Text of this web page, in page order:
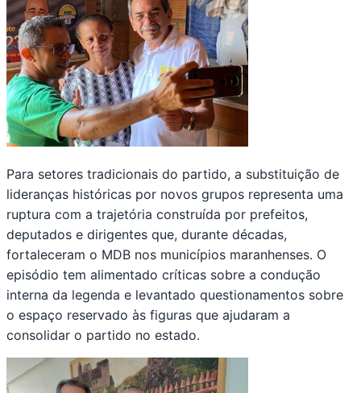
Para setores tradicionais do partido, a substituição de
lideranças históricas por novos grupos representa uma
ruptura com a trajetória construída por prefeitos,
deputados e dirigentes que, durante décadas,
fortaleceram o MDB nos municípios maranhenses. O
episódio tem alimentado críticas sobre a condução
interna da legenda e levantado questionamentos sobre
o espaço reservado às figuras que ajudaram a
consolidar o partido no estado.